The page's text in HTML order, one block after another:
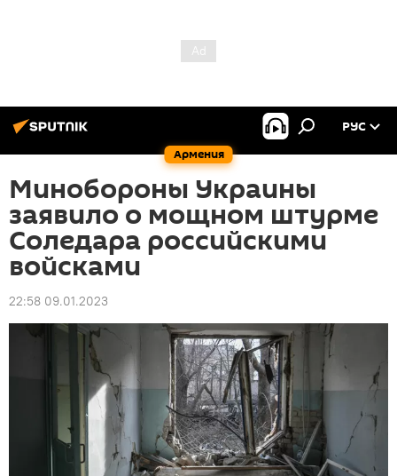
Армения
РУС
Минобороны Украины
заявило о мощном штурме
Соледара российскими
войсками
22:58 09.01.2023